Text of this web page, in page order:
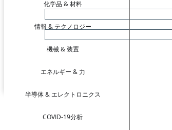
化学品 & 材料
情報 & テクノロジー
機械 & 装置
エネルギー & 力
半導体 & エレクトロニクス
COVID-19分析